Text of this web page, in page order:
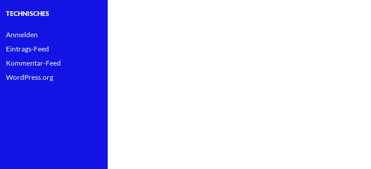
TECHNISCHES
Anmelden
Eintrags-Feed
Kommentar-Feed
WordPress.org